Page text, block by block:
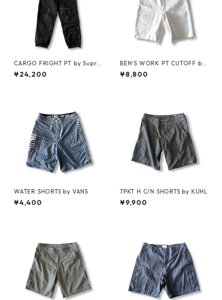
CARGO FRIGHT PT by Supre
me
¥24,200
BEN'S WORK PT CUTOFF by
Ben Davis
¥8,800
WATER SHORTS by VANS
¥4,400
7PKT H.C/N SHORTS by KÜHL
¥9,900